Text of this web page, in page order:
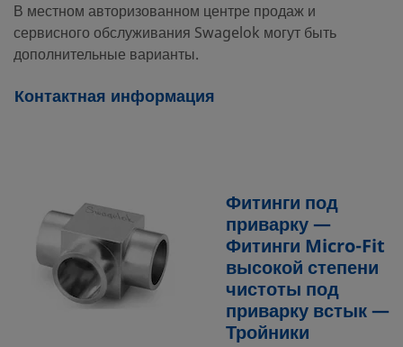
В местном авторизованном центре продаж и
сервисного обслуживания Swagelok могут быть
дополнительные варианты.
Контактная информация
Фитинги под
приварку —
Фитинги Micro-Fit
высокой степени
чистоты под
приварку встык —
Тройники